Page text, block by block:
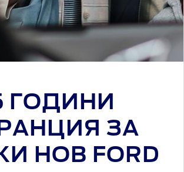
ГОДИНИ
ЗА
НОВ FORD